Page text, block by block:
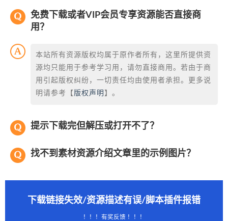
免费下载或者VIP会员专享资源能否直接商
用？
本站所有资源版权均属于原作者所有，这里所提供资
源均只能用于参考学习用，请勿直接商用。若由于商
用引起版权纠纷，一切责任均由使用者承担。更多说
明请参考【 版权声明 】。
提示下载完但解压或打开不了？
找不到素材资源介绍文章里的示例图片？
下载链接失效/资源描述有误/脚本插件报错
！！！有奖反馈 ！！！